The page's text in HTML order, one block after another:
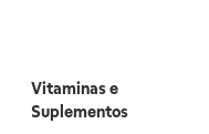
Vitaminas e
Suplementos